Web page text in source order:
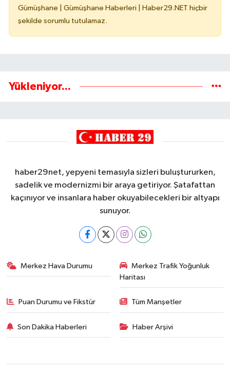
Gümüşhane | Gümüşhane Haberleri | Haber29.NET hiçbir
şekilde sorumlu tutulamaz.
Yükleniyor...
haber29net, yepyeni temasıyla sizleri buluştururken,
sadelik ve modernizmi bir araya getiriyor. Şatafattan
kaçınıyor ve insanlara haber okuyabilecekleri bir altyapı
sunuyor.
Merkez Hava Durumu
Merkez Trafik Yoğunluk
Haritası
Puan Durumu ve Fikstür Tüm Manşetler
Son Dakika Haberleri Haber Arşivi